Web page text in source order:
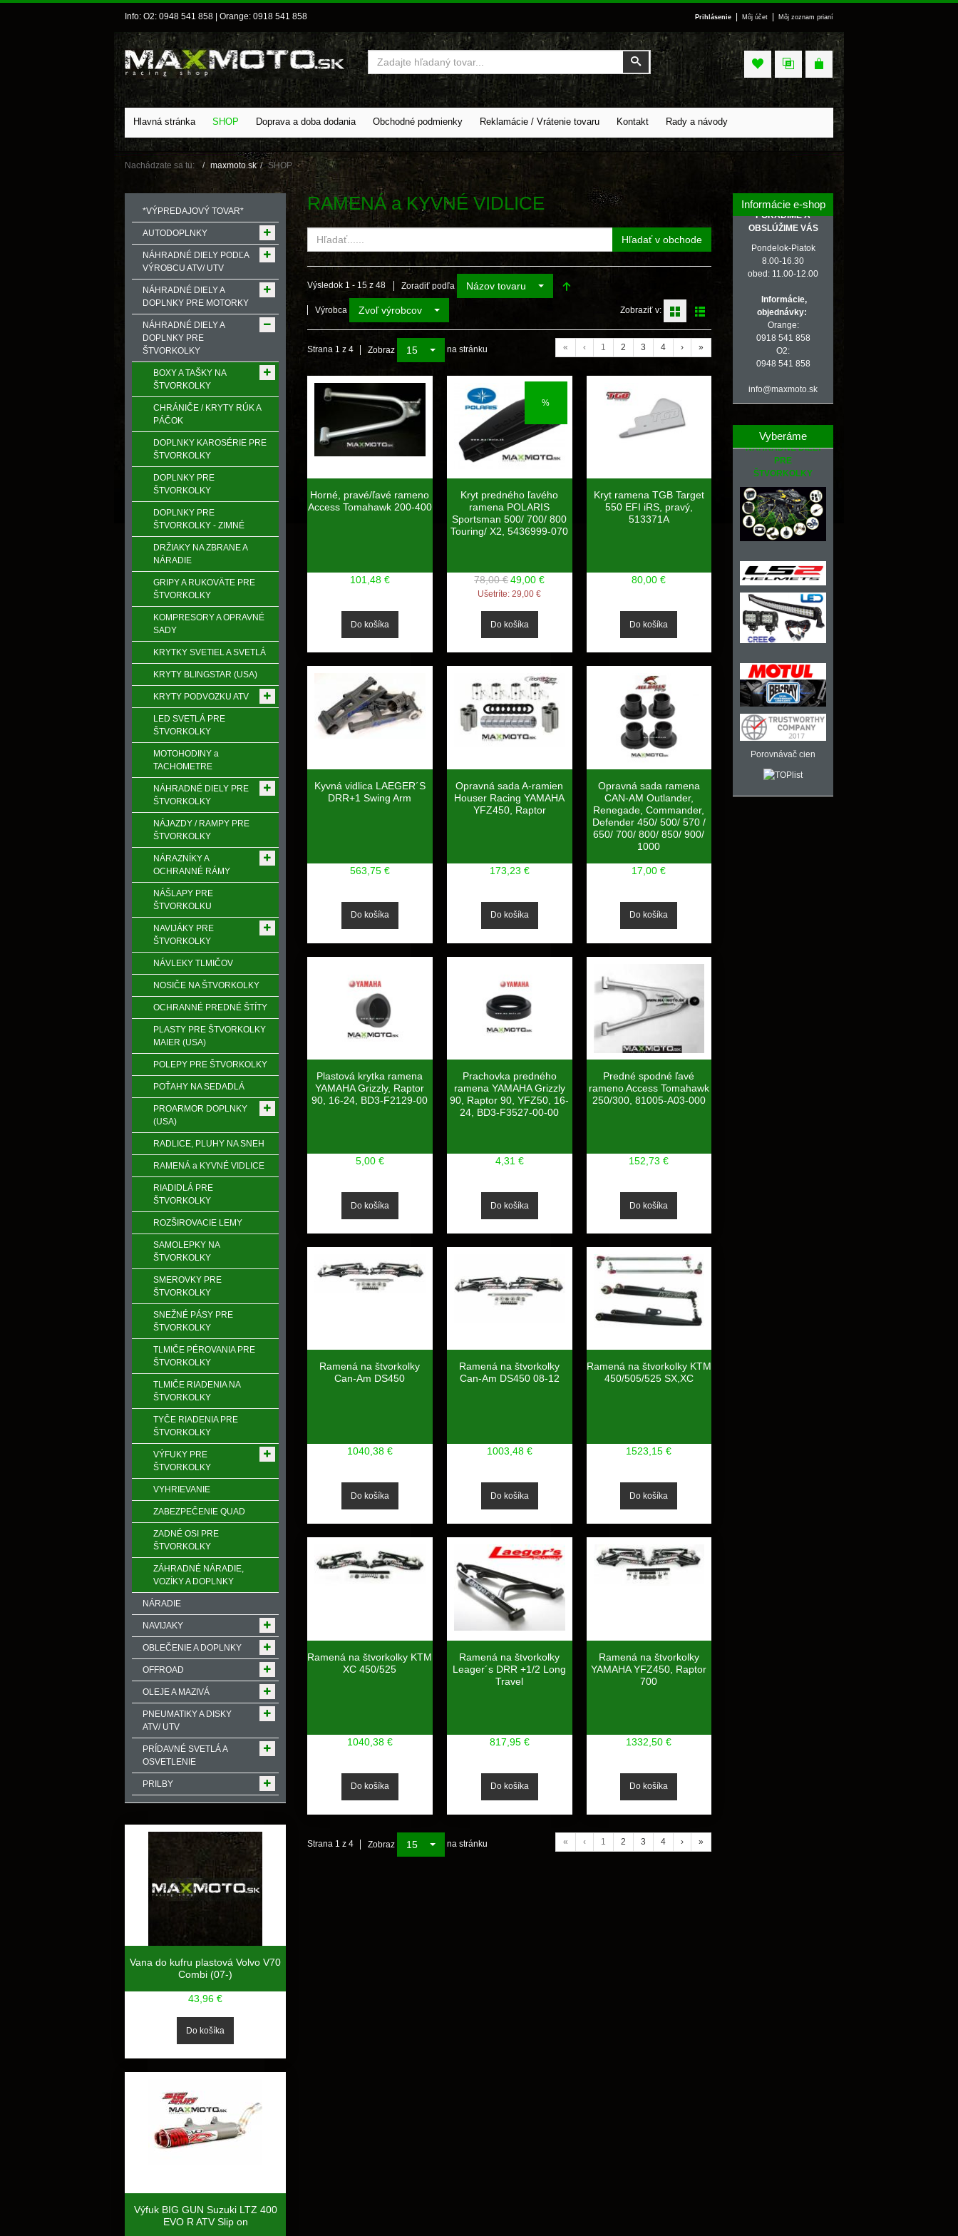
Info: O2: 0948 541 858 | Orange: 0918 541 858 Prihlásenie Môj účet Môj zoznam prianí
Vyhľadať
Vyhľadať
Hlavná stránka SHOP Doprava a doba dodania Obchodné podmienky Reklamácie / Vrátenie tovaru Kontakt Rady a návody
Nachádzate sa tu: maxmoto.sk SHOP
RAMENÁ a KYVNÉ VIDLICE
Hľadať v obchode
Výsledok 1 - 15 z 48 Zoradiť podľa Názov tovaru
Výrobca Zvoľ výrobcov Zobraziť v:
Strana 1 z 4 Zobraz 15 na stránku « ‹ 1 2 3 4 › »
Horné, pravé/ľavé rameno
Access Tomahawk 200-400
101,48 €
%
Kryt predného ľavého
ramena POLARIS
Sportsman 500/ 700/ 800
Touring/ X2, 5436999-070
78,00 €49,00 €
Ušetríte:29,00 €
Kryt ramena TGB Target
550 EFI iRS, pravý,
513371A
80,00 €
Kyvná vidlica LAEGER´S
DRR+1 Swing Arm
563,75 €
Opravná sada A-ramien
Houser Racing YAMAHA
YFZ450, Raptor
173,23 €
Opravná sada ramena
CAN-AM Outlander,
Renegade, Commander,
Defender 450/ 500/ 570 /
650/ 700/ 800/ 850/ 900/
1000
17,00 €
Plastová krytka ramena
YAMAHA Grizzly, Raptor
90, 16-24, BD3-F2129-00
5,00 €
Prachovka predného
ramena YAMAHA Grizzly
90, Raptor 90, YFZ50, 16-
24, BD3-F3527-00-00
4,31 €
Predné spodné ľavé
rameno Access Tomahawk
250/300, 81005-A03-000
152,73 €
Ramená na štvorkolky
Can-Am DS450
1040,38 €
Ramená na štvorkolky
Can-Am DS450 08-12
1003,48 €
Ramená na štvorkolky KTM
450/505/525 SX,XC
1523,15 €
Ramená na štvorkolky KTM
XC 450/525
1040,38 €
Ramená na štvorkolky
Leager´s DRR +1/2 Long
Travel
817,95 €
Ramená na štvorkolky
YAMAHA YFZ450, Raptor
700
1332,50 €
Strana 1 z 4 Zobraz 15 na stránku « ‹ 1 2 3 4 › »
*VÝPREDAJOVÝ TOVAR*
AUTODOPLNKY
NÁHRADNÉ DIELY PODĽA
VÝROBCU ATV/ UTV
NÁHRADNÉ DIELY A
DOPLNKY PRE MOTORKY
NÁHRADNÉ DIELY A
DOPLNKY PRE
ŠTVORKOLKY
BOXY A TAŠKY NA
ŠTVORKOLKY
CHRÁNIČE / KRYTY RÚK A
PÁČOK
DOPLNKY KAROSÉRIE PRE
ŠTVORKOLKY
DOPLNKY PRE
ŠTVORKOLKY
DOPLNKY PRE
ŠTVORKOLKY - ZIMNÉ
DRŽIAKY NA ZBRANE A
NÁRADIE
GRIPY A RUKOVӒTE PRE
ŠTVORKOLKY
KOMPRESORY A OPRAVNÉ
SADY
KRYTKY SVETIEL A SVETLÁ
KRYTY BLINGSTAR (USA)
KRYTY PODVOZKU ATV
LED SVETLÁ PRE
ŠTVORKOLKY
MOTOHODINY a
TACHOMETRE
NÁHRADNÉ DIELY PRE
ŠTVORKOLKY
NÁJAZDY / RAMPY PRE
ŠTVORKOLKY
NÁRAZNÍKY A
OCHRANNÉ RÁMY
NÁŠLAPY PRE
ŠTVORKOLKU
NAVIJÁKY PRE
ŠTVORKOLKY
NÁVLEKY TLMIČOV
NOSIČE NA ŠTVORKOLKY
OCHRANNÉ PREDNÉ ŠTÍTY
PLASTY PRE ŠTVORKOLKY
MAIER (USA)
POLEPY PRE ŠTVORKOLKY
POŤAHY NA SEDADLÁ
PROARMOR DOPLNKY
(USA)
RADLICE, PLUHY NA SNEH
RAMENÁ a KYVNÉ VIDLICE
RIADIDLÁ PRE
ŠTVORKOLKY
ROZŠIROVACIE LEMY
SAMOLEPKY NA
ŠTVORKOLKY
SMEROVKY PRE
ŠTVORKOLKY
SNEŽNÉ PÁSY PRE
ŠTVORKOLKY
TLMIČE PÉROVANIA PRE
ŠTVORKOLKY
TLMIČE RIADENIA NA
ŠTVORKOLKY
TYČE RIADENIA PRE
ŠTVORKOLKY
VÝFUKY PRE
ŠTVORKOLKY
VYHRIEVANIE
ZABEZPEČENIE QUAD
ZADNÉ OSI PRE
ŠTVORKOLKY
ZÁHRADNÉ NÁRADIE,
VOZÍKY A DOPLNKY
NÁRADIE
NAVIJAKY
OBLEČENIE A DOPLNKY
OFFROAD
OLEJE A MAZIVÁ
PNEUMATIKY A DISKY
ATV/ UTV
PRÍDAVNÉ SVETLÁ A
OSVETLENIE
PRILBY
Vana do kufru plastová Volvo V70
Combi (07-)
43,96 €
Výfuk BIG GUN Suzuki LTZ 400
EVO R ATV Slip on
Informácie e-shop
PORADÍME A
OBSLÚŽIME VÁS
Pondelok-Piatok
8.00-16.30
obed: 11.00-12.00
Informácie,
objednávky:
Orange:
0918 541 858
O2:
0948 541 858
info@maxmoto.sk
Vyberáme
NÁHRADNÉ DIELY
PRE
ŠTVORKOLKY
Porovnávač cien